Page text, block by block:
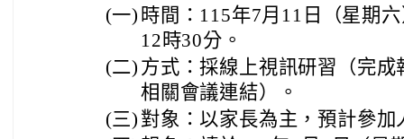
(一) 時間：115年7月11日（星期
12時30分。
(二) 方式：採線上視訊研習（完成
相關會議連結）。
(三) 對象：以家長為主，預計參加